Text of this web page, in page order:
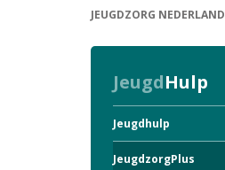
JEUGDZORG NEDERLAND
JeugdHulp
Jeugdhulp
JeugdzorgPlus